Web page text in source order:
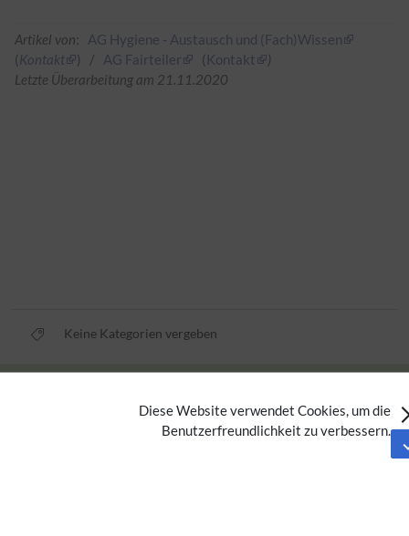
Diese Website verwendet Cookies, um die
Benutzerfreundlichkeit zu verbessern.
Artikel von: AG Hygiene - Austausch und (Fach)Wissen
(Kontakt ) / AG Fairteiler ( Kontakt
)
Letzte Überarbeitung am 21.11.2020
Keine Kategorien vergeben
Imprint